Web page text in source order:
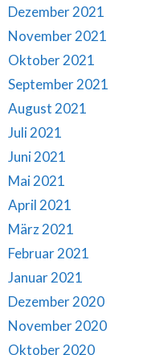
Dezember 2021
November 2021
Oktober 2021
September 2021
August 2021
Juli 2021
Juni 2021
Mai 2021
April 2021
März 2021
Februar 2021
Januar 2021
Dezember 2020
November 2020
Oktober 2020